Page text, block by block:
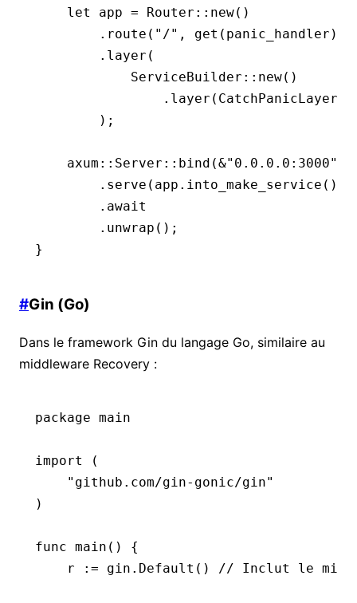
    let
app = Router :: new()
        .
route ( "/" , get (panic_handler))
        .
layer (
            ServiceBuilder
:: new()
                .
layer (CatchPanicLayer
        );
    axum
:: Server :: bind (&"0.0.0.0:3000"
        .
serve (app . into_make_service ())
        .await
        .
unwrap ();
}
#Gin (Go)
Dans le framework Gin du langage Go, similaire au
middleware Recovery :
package main
import
(
    "github.com/gin-gonic/gin"
)
func main () {
    r
:= gin. Default () // Inclut le